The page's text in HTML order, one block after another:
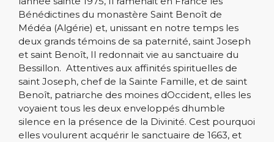
Bénédictines du monastère Saint Benoît de
Médéa (Algérie) et, unissant en notre temps les
deux grands témoins de sa paternité, saint Joseph
et saint Benoît, Il redonnait vie au sanctuaire du
Bessillon. Attentives aux affinités spirituelles de
saint Joseph, chef de la Sainte Famille, et de saint
Benoît, patriarche des moines dOccident, elles les
voyaient tous les deux enveloppés dhumble
silence en la présence de la Divinité. Cest pourquoi
elles voulurent acquérir le sanctuaire de 1663, et